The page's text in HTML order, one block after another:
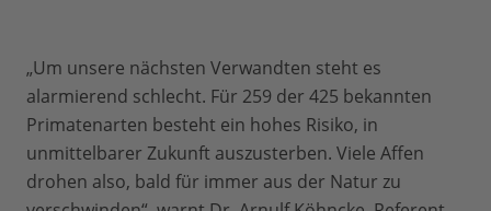
„Um unsere nächsten Verwandten steht es
alarmierend schlecht. Für 259 der 425 bekannten
Primatenarten besteht ein hohes Risiko, in
unmittelbarer Zukunft auszusterben. Viele Affen
drohen also, bald für immer aus der Natur zu